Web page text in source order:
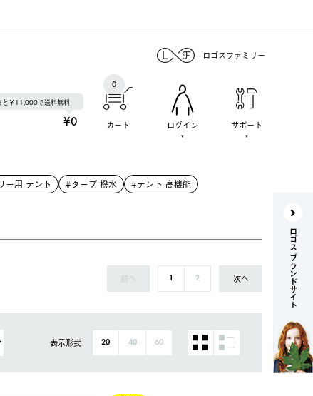
ロゴスファミリー
と￥11,000で送料無料
¥0 カート
0
ログイン サポート
ー用 テント #タープ 撥水
#テント 高機能
前へ 1 2 次へ
表示形式 20 40 60
ロゴス ブランドサイト